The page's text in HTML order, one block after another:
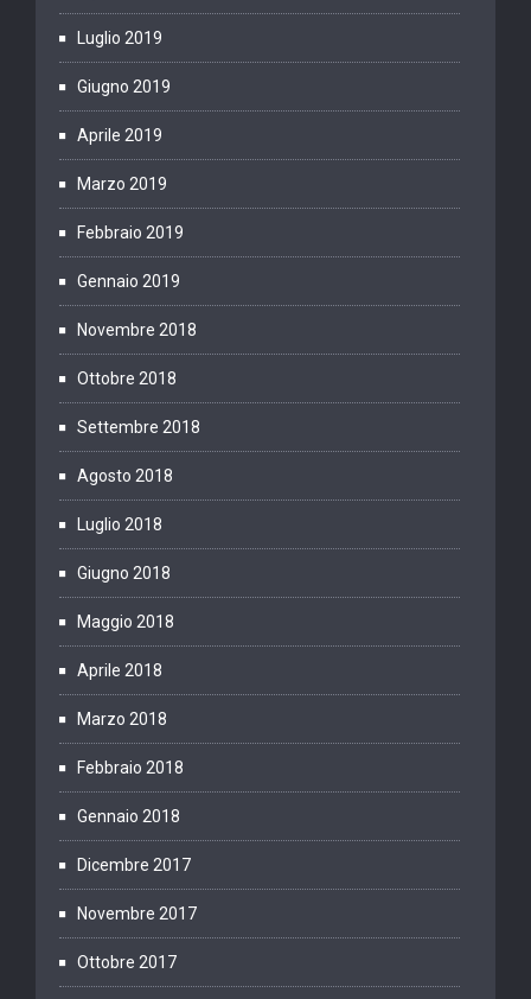
Luglio 2019
Giugno 2019
Aprile 2019
Marzo 2019
Febbraio 2019
Gennaio 2019
Novembre 2018
Ottobre 2018
Settembre 2018
Agosto 2018
Luglio 2018
Giugno 2018
Maggio 2018
Aprile 2018
Marzo 2018
Febbraio 2018
Gennaio 2018
Dicembre 2017
Novembre 2017
Ottobre 2017